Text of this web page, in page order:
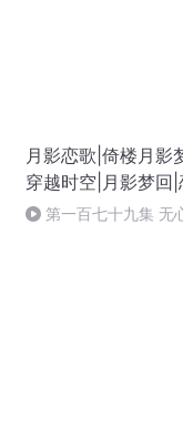
月影恋歌|倚楼月影
穿越时空|月影梦回|
息|前世今生|轮回
第一百七十九集 无